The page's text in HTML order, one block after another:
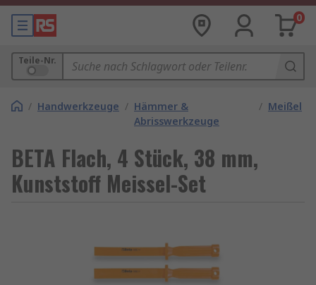
0
Teile-Nr.
/ Handwerkzeuge / Hämmer &
Abrisswerkzeuge
/ Meißel
BETA Flach, 4 Stück, 38 mm,
Kunststoff Meissel-Set